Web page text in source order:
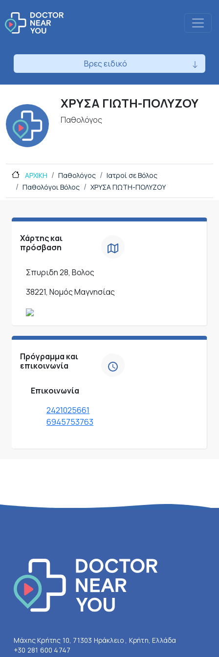
Βρες ειδικό
ΧΡΥΣΑ ΓΙΩΤΗ-ΠΟΛΥΖΟΥ
Παθολόγος
ΑΡΧΙΚΗ Παθολόγος
Ιατροί σε Βόλος
Παθολόγοι Βόλος
ΧΡΥΣΑ ΓΙΩΤΗ-ΠΟΛΥΖΟΥ
Χάρτης και
πρόσβαση
Σπυριδη 28, Βολος
38221, Νομός Μαγνησίας
Πρόγραμμα και
επικοινωνία
Επικοινωνία
2421025661
6945753763
Μάχης Κρήτης 10, 71303 Ηράκλειο , Κρήτη, Ελλάδα
+30 281 600 4747